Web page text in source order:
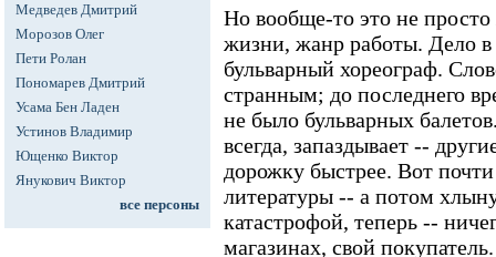
Медведев Дмитрий
Морозов Олег
Пети Ролан
Пономарев Дмитрий
Усама Бен Ладен
Устинов Владимир
Ющенко Виктор
Янукович Виктор
все персоны
Но вообще-то это не
жизни, жанр работы. Дело
бульварный хореограф.
странным; до последнего
не было бульварных
всегда, запаздывает --
дорожку быстрее. Вот
литературы -- а потом
катастрофой, теперь --
магазинах, свой